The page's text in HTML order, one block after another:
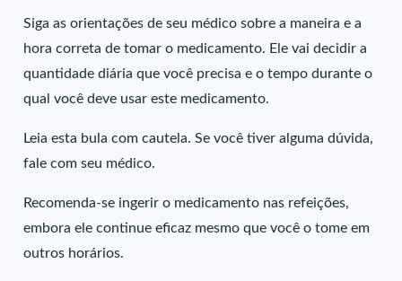
Siga as orientações de seu médico sobre a maneira e a
hora correta de tomar o medicamento. Ele vai decidir a
quantidade diária que você precisa e o tempo durante o
qual você deve usar este medicamento.
Leia esta bula com cautela. Se você tiver alguma dúvida,
fale com seu médico.
Recomenda-se ingerir o medicamento nas refeições,
embora ele continue eficaz mesmo que você o tome em
outros horários.